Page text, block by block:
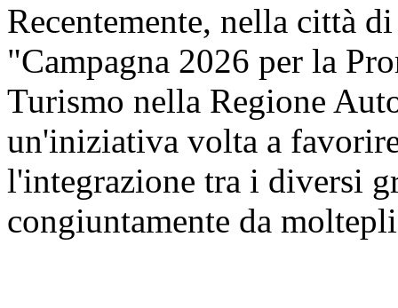
Recentemente, nella città
"Campagna 2026 per la
Turismo nella Regione
un'iniziativa volta a
l'integrazione tra i diversi
congiuntamente da